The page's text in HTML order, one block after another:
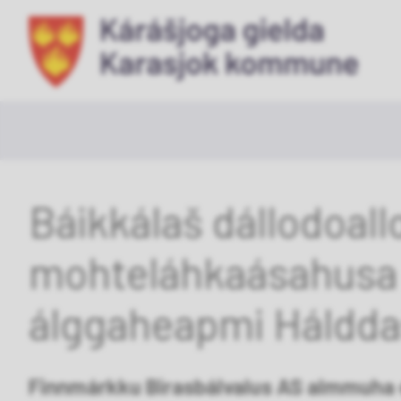
Báikkálaš
álggaheapmi
Finnmárkku Birasbálvalus AS